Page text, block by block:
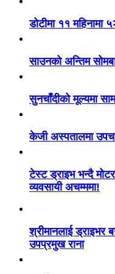
डोटीमा ११ महिनामा
साउनको अन्तिम
सुनचाँदीको मूल्यमा
केजी अस्पतालमा
टेस्ट ड्राइभ भन्दै
व्यवसायी अचम्ममा!
श्रीमानलाई ड्राइभर
उपप्रमुख राना